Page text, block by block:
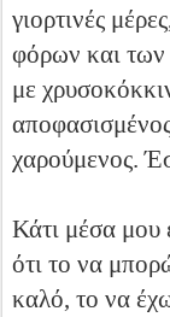
γιορτινές
φόρων και των
με
χαρούμενος.
Κάτι μέσα μου
ότι το να
καλό, το να